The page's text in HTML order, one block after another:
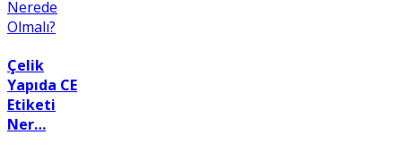
Çelik
Yapıda CE
Etiketi
Ner…